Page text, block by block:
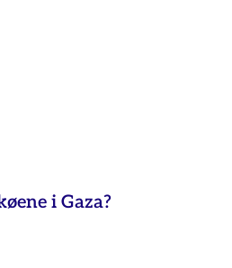
i Gaza?